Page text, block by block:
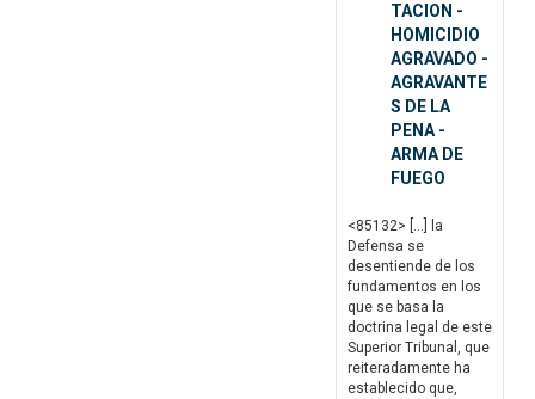
TACION -
HOMICIDIO
AGRAVADO -
AGRAVANTE
S DE LA
PENA -
ARMA DE
FUEGO
<85132> […] la
Defensa se
desentiende de los
fundamentos en los
que se basa la
doctrina legal de este
Superior Tribunal, que
reiteradamente ha
establecido que,